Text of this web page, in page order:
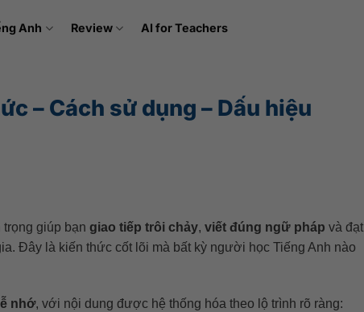
Anh Review AI for Teachers
– Cách sử dụng – Dấu hiệu
giúp bạn giao tiếp trôi chảy, viết đúng ngữ pháp và đạt
Đây là kiến thức cốt lõi mà bất kỳ người học Tiếng Anh nào
nhớ, với nội dung được hệ thống hóa theo lộ trình rõ ràng: